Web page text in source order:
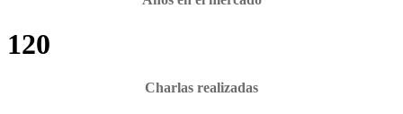
120
Charlas realizadas